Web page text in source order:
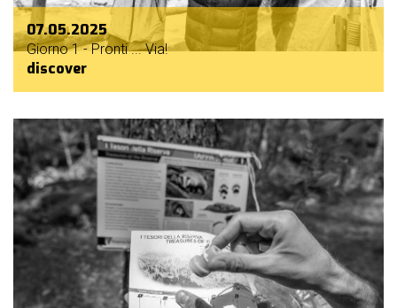
07.05.2025
Giorno 1 - Pronti ... Via!
discover